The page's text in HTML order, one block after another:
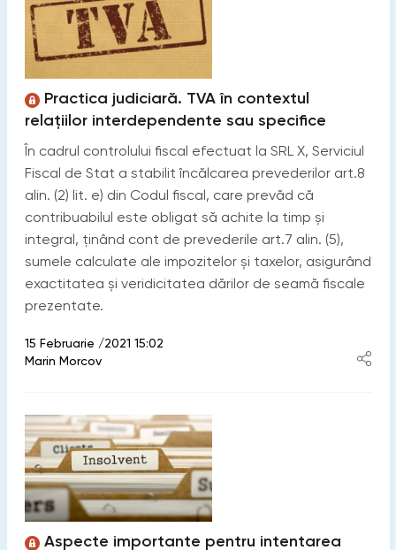
Practica judiciară. TVA în contextul
relațiilor interdependente sau specifice
În cadrul controlului fiscal efectuat la SRL X, Serviciul
Fiscal de Stat a stabilit încălcarea prevederilor art.8
alin. (2) lit. e) din Codul fiscal, care prevăd că
contribuabilul este obligat să achite la timp şi
integral, ținând cont de prevederile art.7 alin. (5),
sumele calculate ale impozitelor şi taxelor, asigurând
exactitatea şi veridicitatea dărilor de seamă fiscale
prezentate.
15 Februarie /2021 15:02
Marin Morcov
Aspecte importante pentru intentarea